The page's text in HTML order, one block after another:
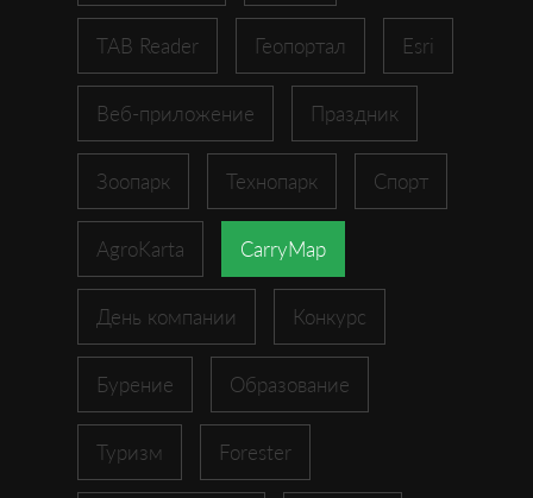
TAB Reader Геопортал Esri
Веб-приложение Праздник
Зоопарк Технопарк Спорт
AgroKarta CarryMap
День компании Конкурс
Бурение Образование
Туризм Forester